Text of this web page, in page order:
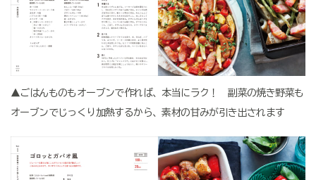
▲ごはんものもオーブンで作れば、本当にラク！ 副菜の焼き野菜も
オーブンでじっくり加熱するから、素材の甘みが引き出されます